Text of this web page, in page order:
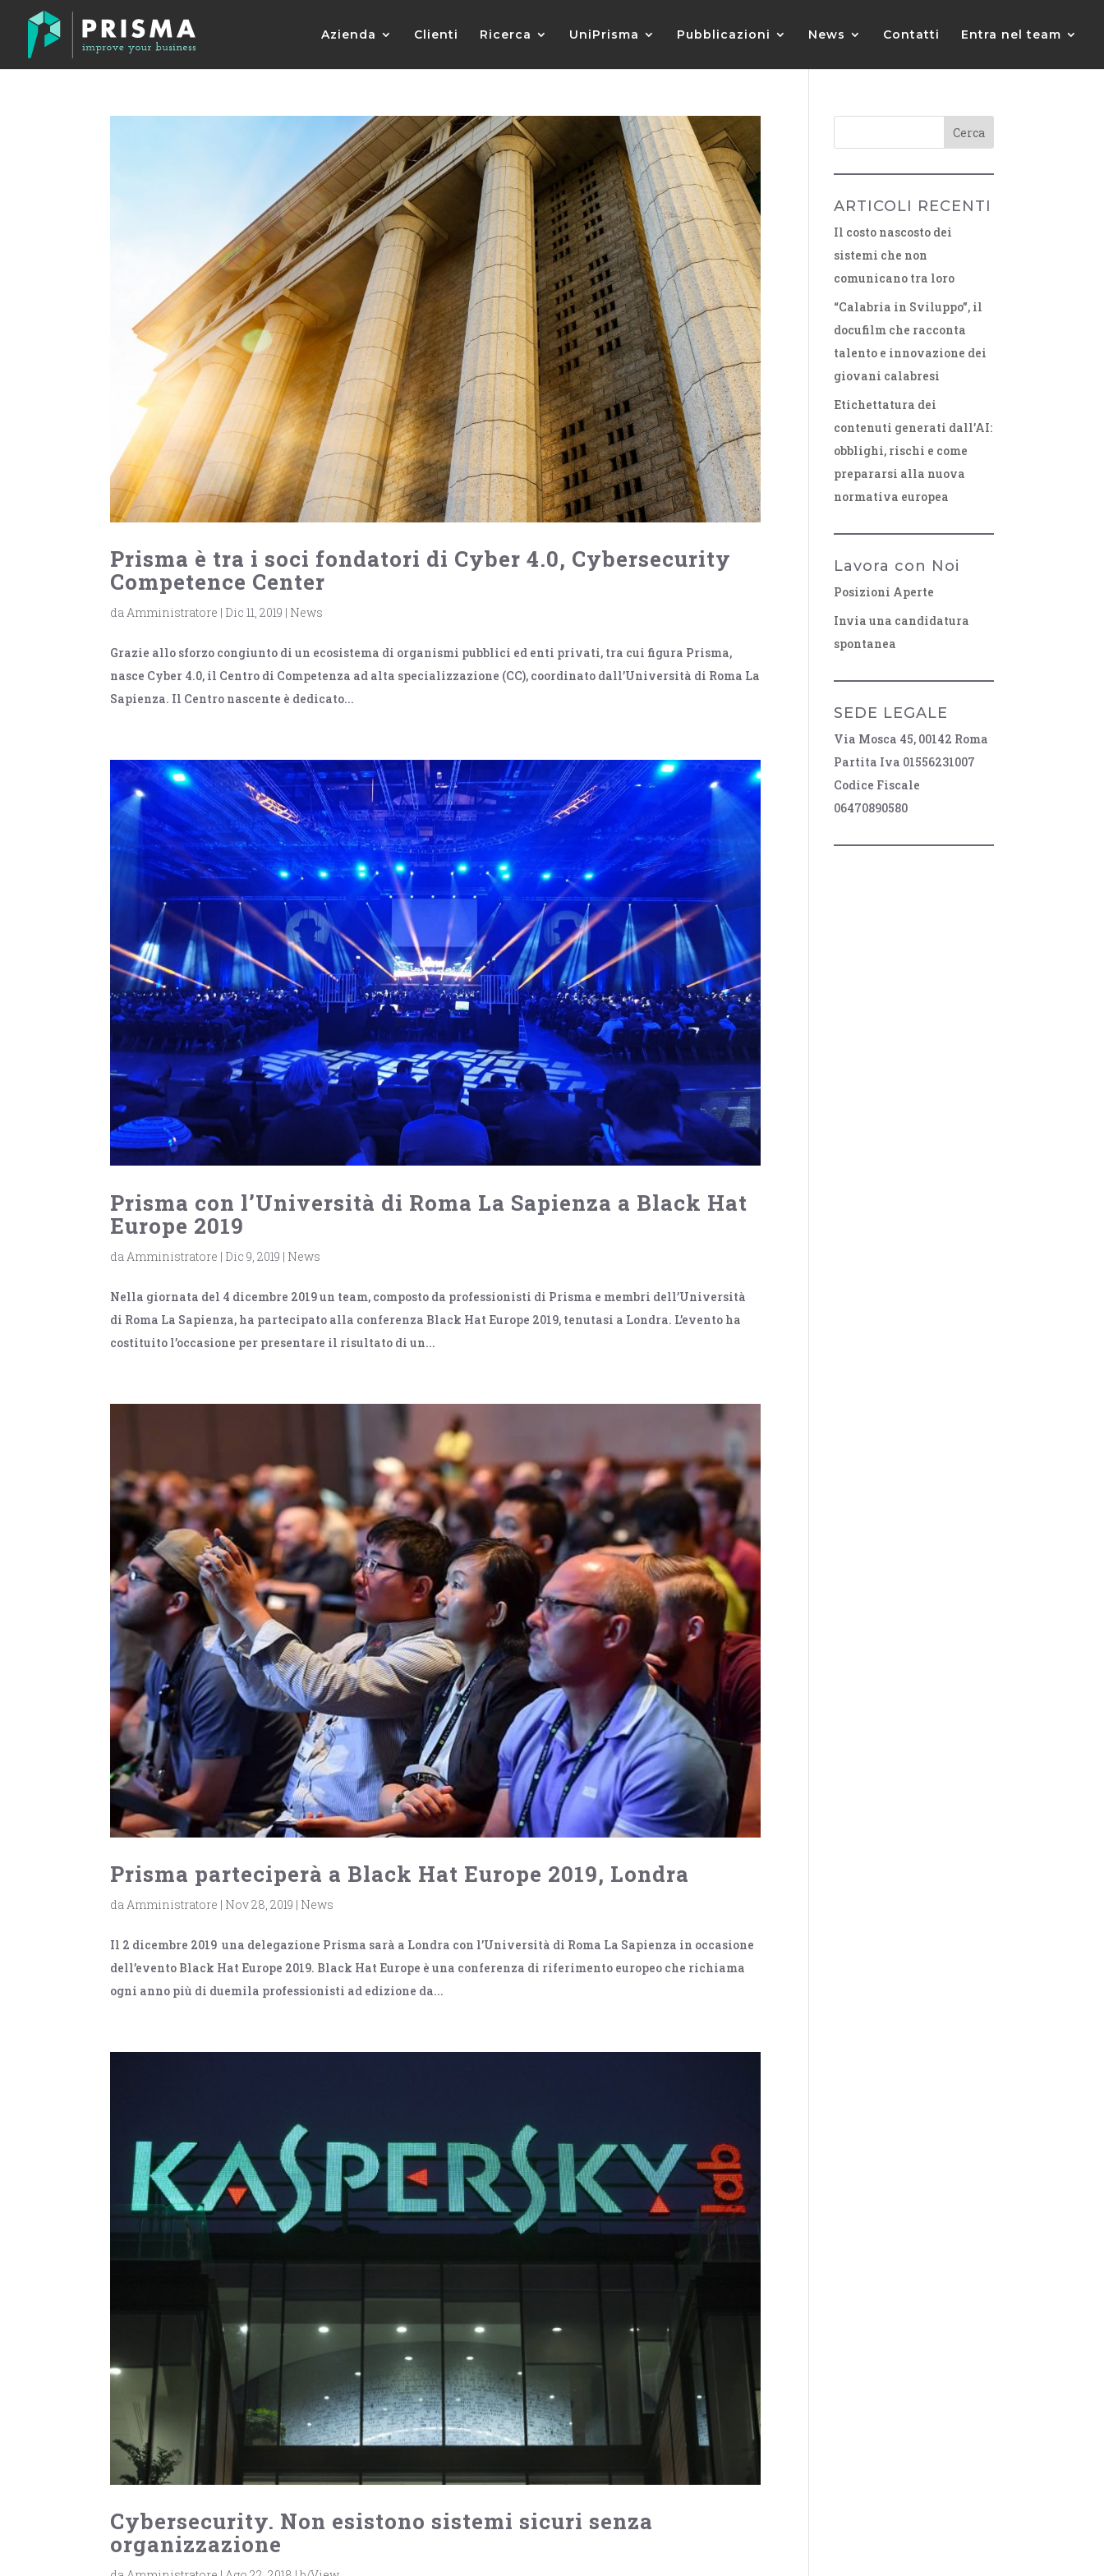
Azienda Clienti Ricerca UniPrisma Pubblicazioni News Contatti Entra nel team
Prisma è tra i soci fondatori di Cyber 4.0, Cybersecurity
Competence Center
da Amministratore | Dic 11, 2019 | News
Grazie allo sforzo congiunto di un ecosistema di organismi pubblici ed enti privati, tra cui figura Prisma,
nasce Cyber 4.0, il Centro di Competenza ad alta specializzazione (CC), coordinato dall’Università di Roma La
Sapienza. Il Centro nascente è dedicato...
Prisma con l’Università di Roma La Sapienza a Black Hat
Europe 2019
da Amministratore | Dic 9, 2019 | News
Nella giornata del 4 dicembre 2019 un team, composto da professionisti di Prisma e membri dell’Università
di Roma La Sapienza, ha partecipato alla conferenza Black Hat Europe 2019, tenutasi a Londra. L’evento ha
costituito l’occasione per presentare il risultato di un...
Prisma parteciperà a Black Hat Europe 2019, Londra
da Amministratore | Nov 28, 2019 | News
Il 2 dicembre 2019 una delegazione Prisma sarà a Londra con l’Università di Roma La Sapienza in occasione
dell’evento Black Hat Europe 2019. Black Hat Europe è una conferenza di riferimento europeo che richiama
ogni anno più di duemila professionisti ad edizione da...
Cybersecurity. Non esistono sistemi sicuri senza
organizzazione
ARTICOLI RECENTI
Il costo nascosto dei
sistemi che non
comunicano tra loro
“Calabria in Sviluppo”, il
docufilm che racconta
talento e innovazione dei
giovani calabresi
Etichettatura dei
contenuti generati dall’AI:
obblighi, rischi e come
prepararsi alla nuova
normativa europea
Lavora con Noi
Posizioni Aperte
Invia una candidatura
spontanea
SEDE LEGALE
Via Mosca 45, 00142 Roma
Partita Iva 01556231007
Codice Fiscale
06470890580